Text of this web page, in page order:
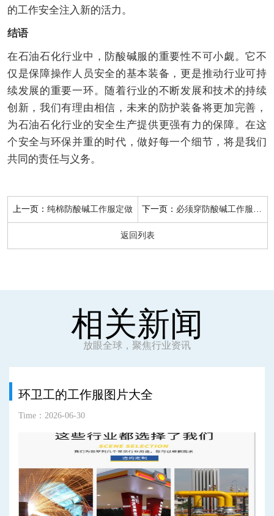
的工作安全注入新的活力。
结语
在石油石化行业中，防酸碱服的重要性不可小觑。它不
仅是保障操作人员安全的基本装备，更是推动行业可持
续发展的重要一环。随着行业的不断发展和技术的持续
创新，我们有理由相信，未来的防护装备将更加完善，
为石油石化行业的安全生产提供更强有力的保障。在这
个安全与环保并重的时代，做好每一个细节，将是我们
共同的责任与义务。
上一页：纯棉防酸碱工作服定做 下一页： 必须穿防酸碱工作服标志
返回列表
相关新闻
放眼全球，聚焦行业资讯
环卫工的工作服图片大全
Time：2026-06-30